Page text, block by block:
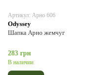
Артикул: Арно 606
Odyssey
Шапка Арно жемчуг
283 грн
В наличии